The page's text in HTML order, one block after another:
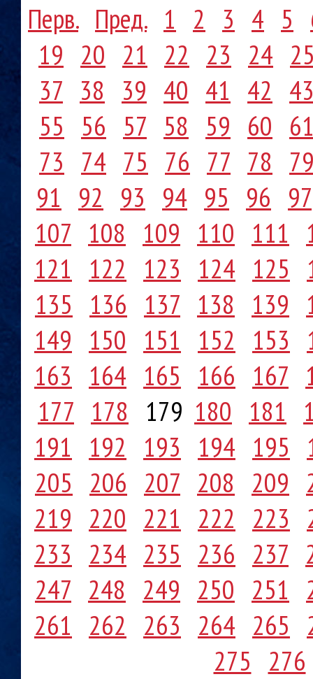
Перв. Пред. 1 2 3 4 5
19 20 21 22 23 24
37 38 39 40 41 42
55 56 57 58 59 60
73 74 75 76 77 78
91 92 93 94 95 96 97
107 108 109 110 111
121 122 123 124 125
135 136 137 138 139
149 150 151 152 153
163 164 165 166 167
177 178 179 180 181
191 192 193 194 195
205 206 207 208 209
219 220 221 222 223
233 234 235 236 237
247 248 249 250 251
261 262 263 264 265
275 276